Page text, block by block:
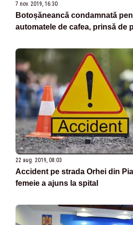
7 nov. 2019, 16:30
Botoșăneancă condamnată
automatele de cafea, prinsă de
22 aug. 2019, 08:03
Accident pe strada Orhei din
femeie a ajuns la spital